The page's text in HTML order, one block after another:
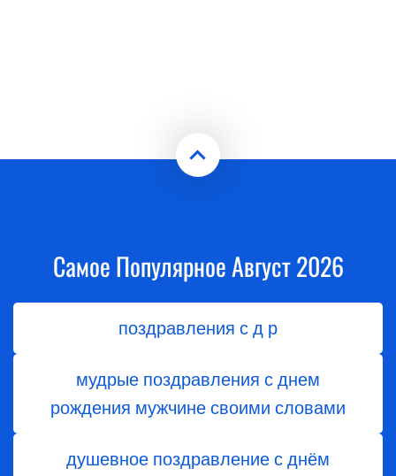
Самое Популярное Август 2026
поздравления с д р
мудрые поздравления с днем
рождения мужчине своими словами
душевное поздравление с днём